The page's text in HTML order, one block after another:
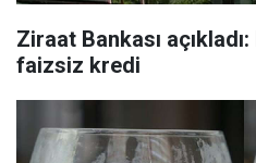
Ziraat Bankası
faizsiz kredi